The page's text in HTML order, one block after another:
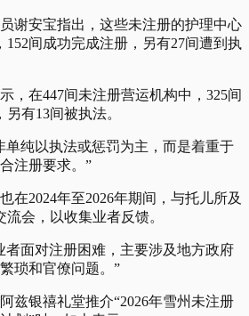
谢安宝指出，这些未注册的护理中心
152间成功完成注册，另有27间遭到执
，在447间未注册营运机构中，325间
另有13间被执法。
单纯以执法或惩罚为主，而是着重于
注册要求。”
在2024年至2026年期间，与托儿所及
会，以收集业者反馈。
者面对注册困难，主要涉及地方政府
琐和官僚问题。”
兹银禧礼堂推介“2026年雪州未注册